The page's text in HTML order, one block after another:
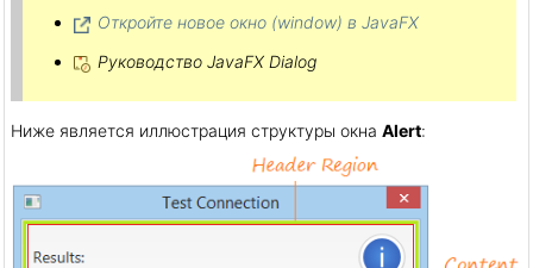
Откройте новое окно (window) в JavaFX
Руководство JavaFX Dialog
Ниже является иллюстрация структуры окна Alert: